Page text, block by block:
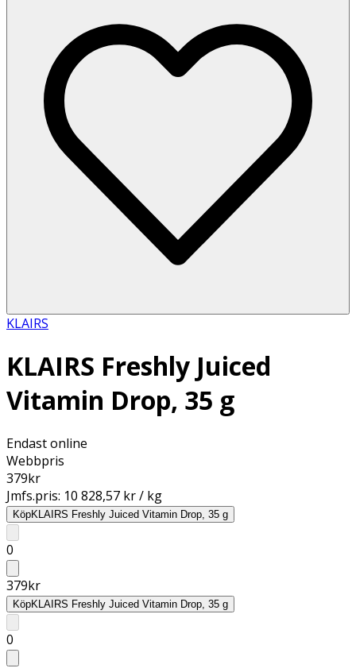
KLAIRS
KLAIRS Freshly Juiced
Vitamin Drop, 35 g
Endast online
Webbpris
379kr
Jmfs.pris: 10 828,57 kr / kg
KöpKLAIRS Freshly Juiced Vitamin Drop, 35 g
0
379kr
KöpKLAIRS Freshly Juiced Vitamin Drop, 35 g
0